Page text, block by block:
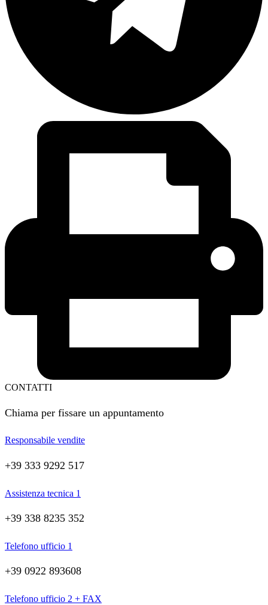
CONTATTI
Chiama per fissare un appuntamento
Responsabile vendite
+39 333 9292 517
Assistenza tecnica 1
+39 338 8235 352
Telefono ufficio 1
+39 0922 893608
Telefono ufficio 2 + FAX